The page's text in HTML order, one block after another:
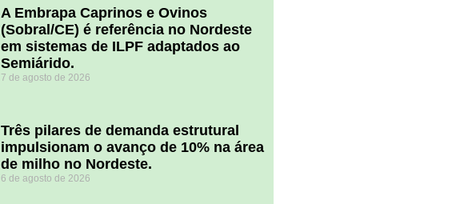
A Embrapa Caprinos e Ovinos
(Sobral/CE) é referência no Nordeste
em sistemas de ILPF adaptados ao
Semiárido.
7 de agosto de 2026
​Três pilares de demanda estrutural
impulsionam o avanço de 10% na área
de milho no Nordeste.
6 de agosto de 2026